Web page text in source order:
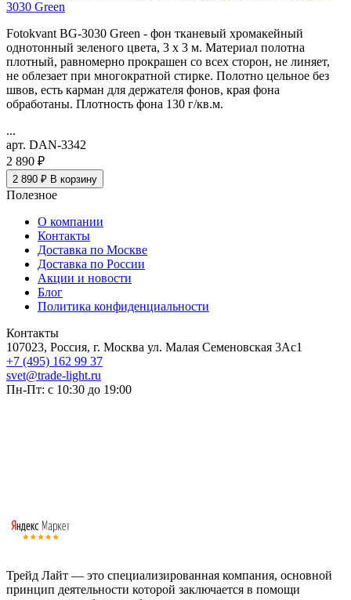
3030 Green
Fotokvant BG-3030 Green - фон тканевый хромакейный
однотонный зеленого цвета, 3 x 3 м. Материал полотна
плотный, равномерно прокрашен со всех сторон, не линяет,
не облезает при многократной стирке. Полотно цельное без
швов, есть карман для держателя фонов, края фона
обработаны. Плотность фона 130 г/кв.м.
...
арт. DAN-3342
2 890 ₽
2 890 ₽ В корзину
Полезное
О компании
Контакты
Доставка по Москве
Доставка по России
Акции и новости
Блог
Политика конфиденциальности
Контакты
107023, Россия, г. Москва ул. Малая Семеновская 3Ас1
+7 (495) 162 99 37
svet@trade-light.ru
Пн-Пт: с 10:30 до 19:00
Трейд Лайт — это специализированная компания, основной
принцип деятельности которой заключается в помощи